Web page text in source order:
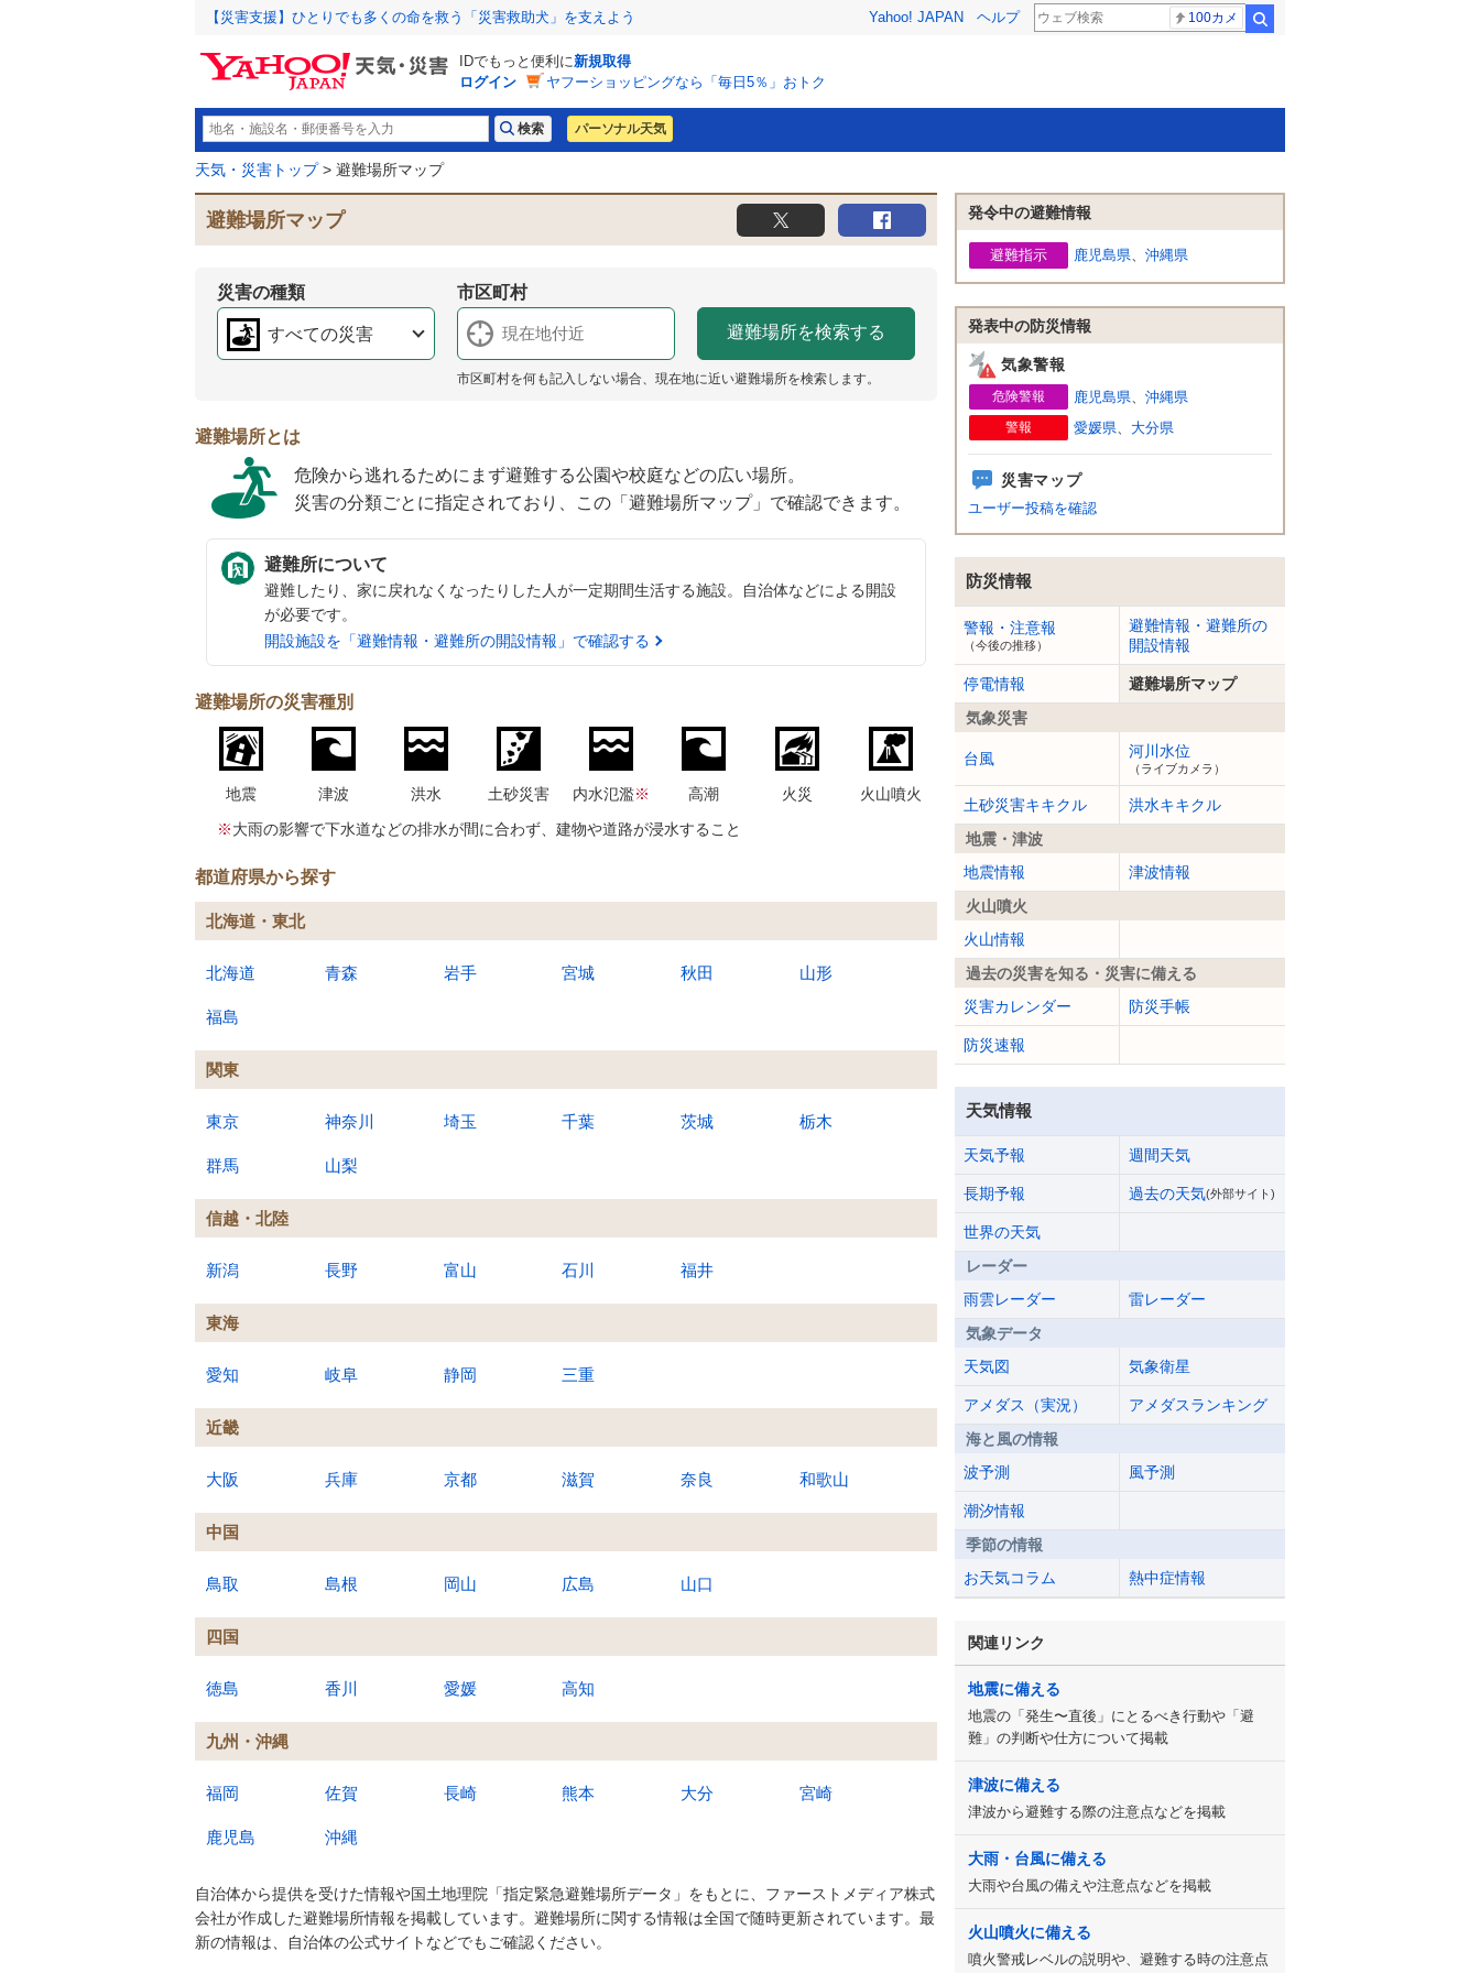
【災害支援】ひとりでも多くの命を救う「災害救助犬」を支えよう Yahoo! JAPAN ヘルプ 100カメ
IDでもっと便利に新規取得
ログイン
ヤフーショッピングなら「毎日5％」おトク
パーソナル天気
天気・災害トップ> 避難場所マップ
避難場所マップ
災害の種類
すべての災害
市区町村
市区町村を何も記入しない場合、現在地に近い避難場所を検索します。
避難場所とは
危険から逃れるためにまず避難する公園や校庭などの広い場所。
災害の分類ごとに指定されており、この「避難場所マップ」で確認できます。
避難所について
避難したり、家に戻れなくなったりした人が一定期間生活する施設。自治体などによる開設
が必要です。
開設施設を「避難情報・避難所の開設情報」で確認する
避難場所の災害種別
地震 津波 洪水 土砂災害 内水氾濫※ 高潮 火災
火山噴火
※大雨の影響で下水道などの排水が間に合わず、建物や道路が浸水すること
都道府県から探す
北海道・東北
北海道 青森 岩手 宮城 秋田 山形
福島
関東
東京 神奈川 埼玉 千葉 茨城 栃木
群馬 山梨
信越・北陸
新潟 長野 富山 石川 福井
東海
愛知 岐阜 静岡 三重
近畿
大阪 兵庫 京都 滋賀 奈良 和歌山
中国
鳥取 島根 岡山 広島 山口
四国
徳島 香川 愛媛 高知
九州・沖縄
福岡 佐賀 長崎 熊本 大分 宮崎
鹿児島 沖縄
自治体から提供を受けた情報や国土地理院「指定緊急避難場所データ」をもとに、ファーストメディア株式
会社が作成した避難場所情報を掲載しています。避難場所に関する情報は全国で随時更新されています。最
新の情報は、自治体の公式サイトなどでもご確認ください。
発令中の避難情報
避難指示 鹿児島県、 沖縄県
発表中の防災情報
気象警報
危険警報 鹿児島県、 沖縄県
警報 愛媛県、 大分県
災害マップ
ユーザー投稿を確認
防災情報
警報・注意報
（今後の推移）
避難情報・避難所の
開設情報
停電情報
避難場所マップ
気象災害
台風 河川水位
（ライブカメラ）
土砂災害キキクル
洪水キキクル
地震・津波
地震情報
津波情報
火山噴火
火山情報
過去の災害を知る・災害に備える
災害カレンダー
防災手帳
防災速報
天気情報
天気予報 週間天気
長期予報 過去の天気(外部サイト)
世界の天気
レーダー
雨雲レーダー
雷レーダー
気象データ
天気図
気象衛星
アメダス（実況）
アメダスランキング
海と風の情報
波予測
風予測
潮汐情報
季節の情報
お天気コラム
熱中症情報
関連リンク
地震に備える
地震の「発生〜直後」にとるべき行動や「避
難」の判断や仕方について掲載
津波に備える
津波から避難する際の注意点などを掲載
大雨・台風に備える
大雨や台風の備えや注意点などを掲載
火山噴火に備える
噴火警戒レベルの説明や、避難する時の注意点